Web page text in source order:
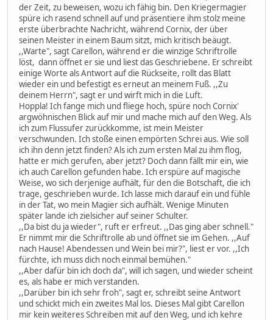
der Zeit, zu beweisen, wozu ich fähig bin. Den Kriegermagier
spüre ich rasend schnell auf und präsentiere ihm stolz meine
erste überbrachte Nachricht, während Cornix, der über
seinen Meister in einem Baum sitzt, mich kritisch beäugt.
,,Warte", sagt Carellon, während er die winzige Schriftrolle
löst, dann öffnet er sie und liest das Geschriebene. Er schreibt
einige Worte als Antwort auf die Rückseite, rollt das Blatt
wieder ein und befestigt es erneut an meinem Fuß. ,,Zu
deinem Herrn", sagt er und wirft mich in die Luft.
Hoppla! Ich fange mich und fliege hoch, spüre noch Cornix'
argwöhnischen Blick auf mir und mache mich auf den Weg. Als
ich zum Flussufer zurückkomme, ist mein Meister
verschwunden. Ich stoße einen empörten Schrei aus. Wie soll
ich ihn denn jetzt finden? Als ich zum ersten Mal zu ihm flog,
hatte er mich gerufen, aber jetzt? Doch dann fällt mir ein, wie
ich auch Carellon gefunden habe. Ich erspüre auf magische
Weise, wo sich derjenige aufhält, für den die Botschaft, die ich
trage, geschrieben wurde. Ich lasse mich darauf ein und fühle
in der Tat, wo mein Magier sich aufhält. Wenige Minuten
später lande ich zielsicher auf seiner Schulter.
,,Da bist du ja wieder", ruft er erfreut. ,,Das ging aber schnell."
Er nimmt mir die Schriftrolle ab und öffnet sie im Gehen. ,,Auf
nach Hause! Abendessen und Wein bei mir?", liest er vor. ,,Ich
fürchte, ich muss dich noch einmal bemühen."
,,Aber dafür bin ich doch da", will ich sagen, und wieder scheint
es, als habe er mich verstanden.
,,Darüber bin ich sehr froh", sagt er, schreibt seine Antwort
und schickt mich ein zweites Mal los. Dieses Mal gibt Carellon
mir kein weiteres Schreiben mit auf den Weg, und ich kehre